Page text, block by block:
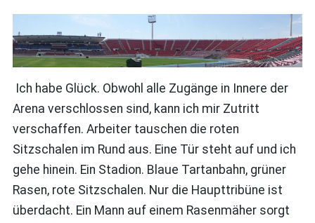
Ich habe Glück. Obwohl alle Zugänge in Innere der
Arena verschlossen sind, kann ich mir Zutritt
verschaffen. Arbeiter tauschen die roten
Sitzschalen im Rund aus. Eine Tür steht auf und ich
gehe hinein. Ein Stadion. Blaue Tartanbahn, grüner
Rasen, rote Sitzschalen. Nur die Haupttribüne ist
überdacht. Ein Mann auf einem Rasenmäher sorgt